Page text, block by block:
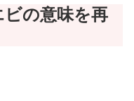
の意味を再